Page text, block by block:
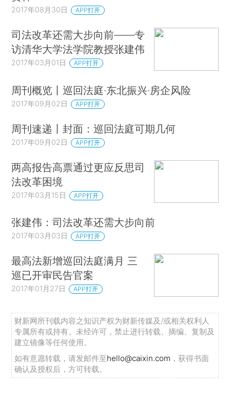
2017年08月30日 APP打开
司法改革还需大步向前——专
访清华大学法学院教授张建伟
2017年03月01日 APP打开
周刊概览丨巡回法庭·东北振兴·房企风险
2017年09月02日 APP打开
周刊速递丨封面：巡回法庭可期几何
2017年09月02日 APP打开
两高报告高票通过更应反思司
法改革困境
2017年03月15日 APP打开
张建伟：司法改革还需大步向前
2017年03月03日 APP打开
最高法新增巡回法庭满月 三
巡已开审民告官案
2017年01月27日 APP打开
财新网所刊载内容之知识产权为财新传媒及/或相关权利人
专属所有或持有。未经许可，禁止进行转载、摘编、复制及
建立镜像等任何使用。
如有意愿转载，请发邮件至hello@caixin.com ，获得书面
确认及授权后，方可转载。